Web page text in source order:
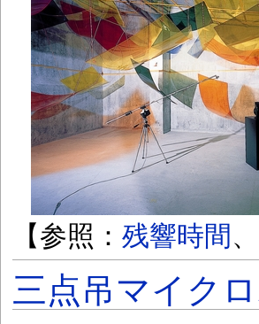
【参照： 残響時間 、
三点吊マイク